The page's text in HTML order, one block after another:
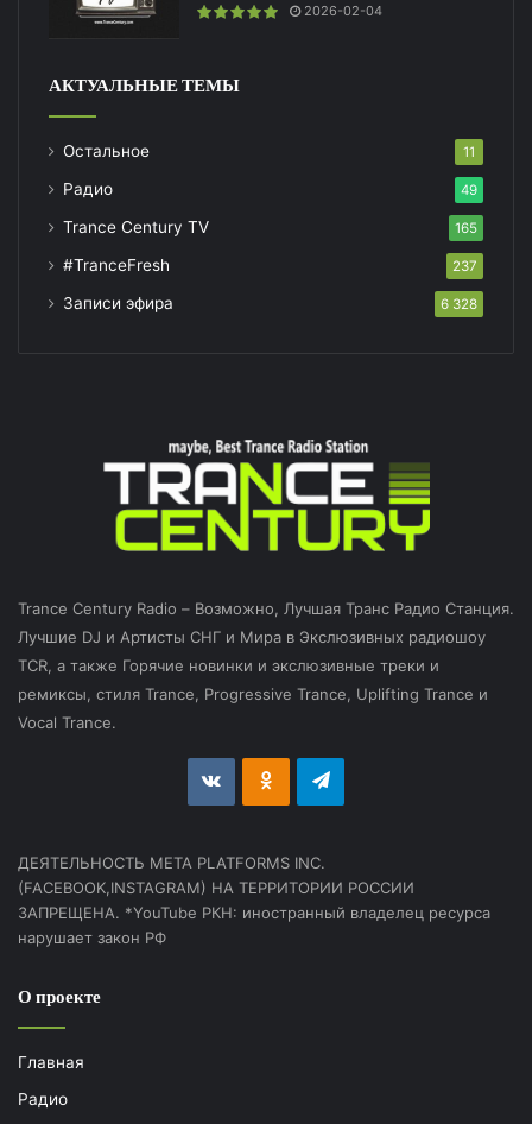
2026-02-04
АКТУАЛЬНЫЕ ТЕМЫ
Остальное 11
Радио 49
Trance Century TV 165
#TranceFresh 237
Записи эфира 6 328
Trance Century Radio – Возможно, Лучшая Транс Радио Станция.
Лучшие DJ и Артисты СНГ и Мира в Экслюзивных радиошоу
TCR, а также Горячие новинки и экслюзивные треки и
ремиксы, стиля Trance, Progressive Trance, Uplifting Trance и
Vocal Trance.
vk.com Odnoklassniki
Telegram
ДЕЯТЕЛЬНОСТЬ МЕТА PLATFORMS INC.
(FACEBOOK,INSTAGRAM) НА ТЕРРИТОРИИ РОССИИ
ЗАПРЕЩЕНА. *YouTube РКН: иностранный владелец ресурса
нарушает закон РФ
О проекте
Главная
Радио